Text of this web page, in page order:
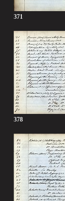
371
378